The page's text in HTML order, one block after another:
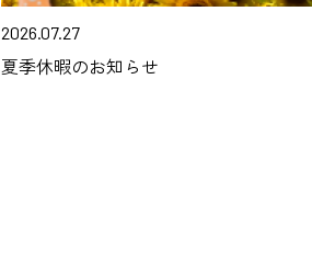
2026.07.27
夏季休暇のお知らせ